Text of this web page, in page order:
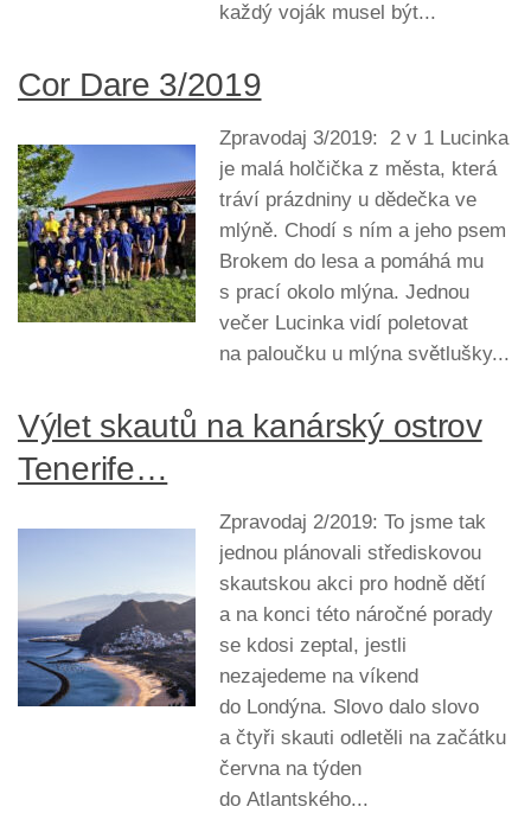
každý voják musel být...
Cor Dare 3/2019
Zpravodaj 3/2019: 2 v 1 Lucinka
je malá holčička z města, která
tráví prázdniny u dědečka ve
mlýně. Chodí s ním a jeho psem
Brokem do lesa a pomáhá mu
s prací okolo mlýna. Jednou
večer Lucinka vidí poletovat
na paloučku u mlýna světlušky...
Výlet skautů na kanárský ostrov
Tenerife…
Zpravodaj 2/2019: To jsme tak
jednou plánovali střediskovou
skautskou akci pro hodně dětí
a na konci této náročné porady
se kdosi zeptal, jestli
nezajedeme na víkend
do Londýna. Slovo dalo slovo
a čtyři skauti odletěli na začátku
června na týden
do Atlantského...